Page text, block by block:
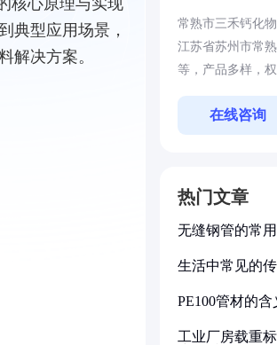
核心原理与实现
典型应用场景，
解决方案。
常熟市三禾钙化
江苏省苏州市常
等，产品多样，权
在线咨询
热门文章
无缝钢管的常
生活中常见的
PE100管材的含
工业厂房载重